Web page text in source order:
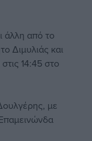
άλλη από το
Διμυλιάς και
14:45 στο
με